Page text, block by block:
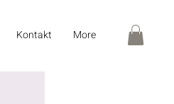
Kontakt More